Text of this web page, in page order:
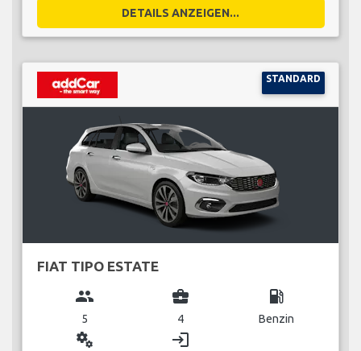
DETAILS ANZEIGEN...
STANDARD
FIAT TIPO ESTATE
group
5
business_center
4
local_gas_station
Benzin
miscellaneous_services login